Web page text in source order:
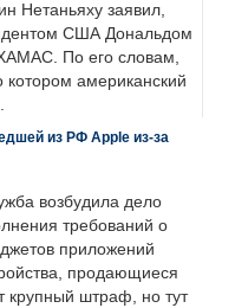
Нетаньяху заявил,
США Дональдом
По его словам,
американский
из РФ Apple из-за
возбудила дело
требований о
приложений
продающиеся
крупный штраф, но тут